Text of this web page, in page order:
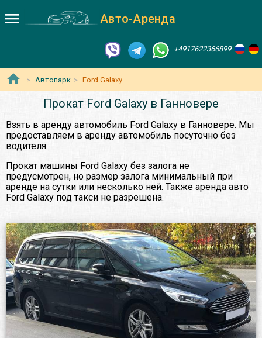
Авто-Аренда
+4917622366899
Автопарк Ford Galaxy
Прокат Ford Galaxy в Ганновере
Взять в аренду автомобиль Ford Galaxy в Ганновере. Мы
предоставляем в аренду автомобиль посуточно без
водителя.
Прокат машины Ford Galaxy без залога не
предусмотрен, но размер залога минимальный при
аренде на сутки или несколько ней. Также аренда авто
Ford Galaxy под такси не разрешена.